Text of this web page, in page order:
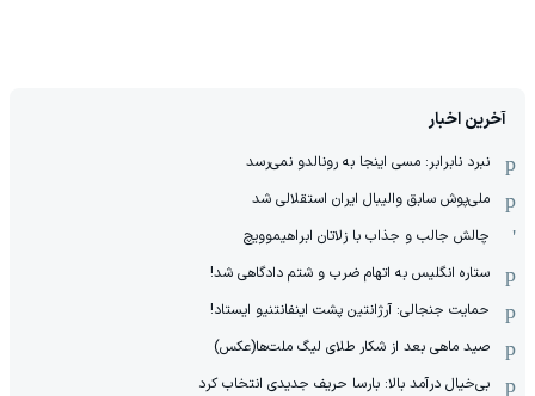
آخرین اخبار
نبرد نابرابر: مسی اینجا به رونالدو نمی‌رسد
ملی‌پوش سابق والیبال ایران استقلالی شد
چالش جالب و جذاب با زلاتان ابراهیموویچ
ستاره انگلیس به اتهام ضرب و شتم دادگاهی شد!
حمایت جنجالی: آرژانتین پشت اینفانتنیو ایستاد!
صید ماهی بعد از شکار طلای لیگ ملت‌ها(عکس)
بی‌خیال درآمد بالا: بارسا حریف جدیدی انتخاب کرد